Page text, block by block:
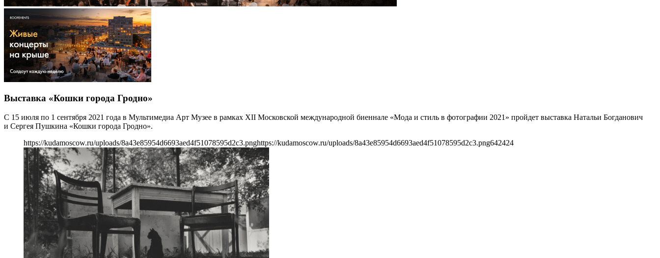
Выставка «Кошки города Гродно»
С 15 июля по 1 сентября 2021 года в Мультимедиа Арт Музее в рамках XII Московской международной биеннале «Мода и стиль в фотографии 2021» пройдет выставка Натальи Богданович
и Сергея Пушкина «Кошки города Гродно».
https://kudamoscow.ru/uploads/8a43e85954d6693aed4f51078595d2c3.pnghttps://kudamoscow.ru/uploads/8a43e85954d6693aed4f51078595d2c3.png642424